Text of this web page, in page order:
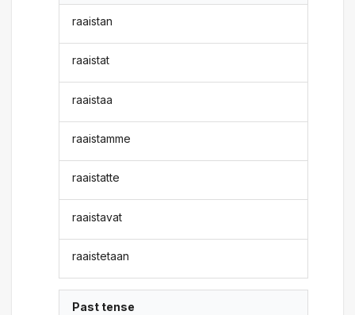
raaistan
raaistat
raaistaa
raaistamme
raaistatte
raaistavat
raaistetaan
Past tense